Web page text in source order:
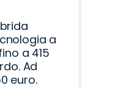
a
a 415
Ad
euro.